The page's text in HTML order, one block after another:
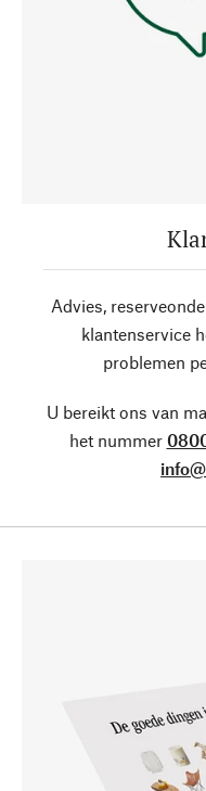
Advies,
klantenservice
problemen
U bereikt ons van
het nummer